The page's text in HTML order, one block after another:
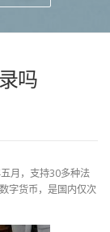
吗
月，支持30多种法
字货币，是国内仅次